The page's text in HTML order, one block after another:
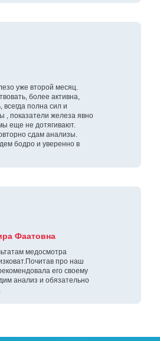
уже второй месяц.
более активна,
всегда полна сил и
, показатели железа явно
еще не дотягивают.
сдам анализы.
бодро и уверенно в
Фаатовна
медосмотра
про наш
его своему
анализ и обязательно